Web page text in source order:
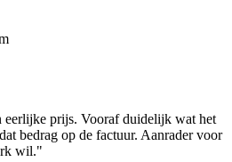
eerlijke prijs. Vooraf duidelijk wat het
bedrag op de factuur. Aanrader voor
wil."